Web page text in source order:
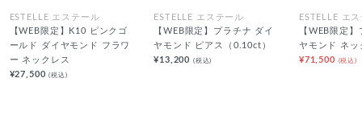
ESTELLE エステール
【WEB限定】K10 ピンクゴ
ールド ダイヤモンド フラワ
ー ネックレス
¥27,500(税込)
ESTELLE エステール
【WEB限定】プラチナ ダイ
ヤモンド ピアス（0.10ct）
¥13,200 (税込)
ESTELLE エ
【WEB限定
ヤモンド ネッ
¥71,500 (税込)